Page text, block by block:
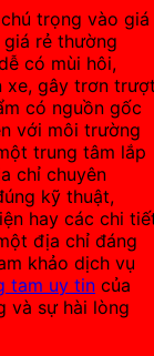
trọng vào giá
rẻ thường
có mùi hôi,
xe, gây trơn
có nguồn gốc
với môi trường
trung tâm lắp
chỉ chuyên
kỹ thuật,
hay các chi
địa chỉ đáng
khảo dịch vụ
tam uy tin của
và sự hài lòng